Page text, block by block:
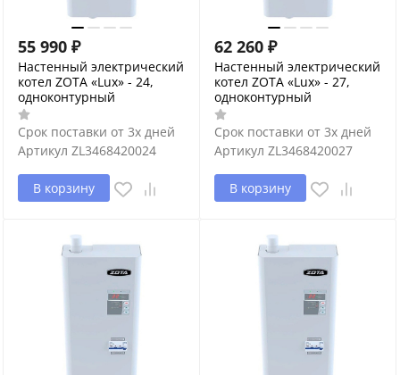
55 990 ₽
Настенный электрический
котел ZOTA «Lux» - 24,
одноконтурный
Срок поставки от 3х дней
Артикул ZL3468420024
В корзину
62 260 ₽
Настенный электрический
котел ZOTA «Lux» - 27,
одноконтурный
Срок поставки от 3х дней
Артикул ZL3468420027
В корзину